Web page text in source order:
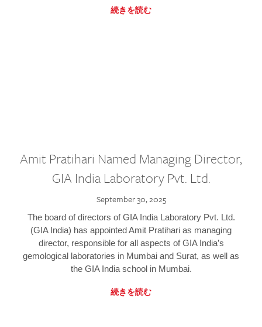
続きを読む
Amit Pratihari Named Managing Director,
GIA India Laboratory Pvt. Ltd.
September 30, 2025
The board of directors of GIA India Laboratory Pvt. Ltd.
(GIA India) has appointed Amit Pratihari as managing
director, responsible for all aspects of GIA India’s
gemological laboratories in Mumbai and Surat, as well as
the GIA India school in Mumbai.
続きを読む